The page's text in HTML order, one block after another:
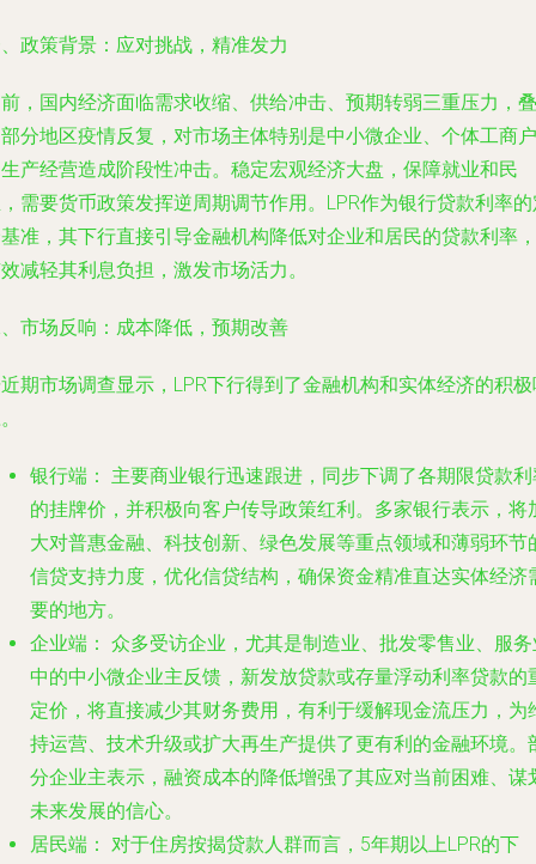
政策背景：应对挑战，精准发力
，国内经济面临需求收缩、供给冲击、预期转弱三重压力，叠
分地区疫情反复，对市场主体特别是中小微企业、个体工商户
产经营造成阶段性冲击。稳定宏观经济大盘，保障就业和民
需要货币政策发挥逆周期调节作用。LPR作为银行贷款利率
准，其下行直接引导金融机构降低对企业和居民的贷款利率，
减轻其利息负担，激发市场活力。
市场反响：成本降低，预期改善
期市场调查显示，LPR下行得到了金融机构和实体经济的积
银行端：
主要商业银行迅速跟进，同步下调了各期限贷款
的挂牌价，并积极向客户传导政策红利。多家银行表示，将
大对普惠金融、科技创新、绿色发展等重点领域和薄弱环节
信贷支持力度，优化信贷结构，确保资金精准直达实体经济
要的地方。
企业端： 众多受访企业，尤其是制造业、批发零售业、服
中的中小微企业主反馈，新发放贷款或存量浮动利率贷款的
定价，将直接减少其财务费用，有利于缓解现金流压力，为
持运营、技术升级或扩大再生产提供了更有利的金融环境。
分企业主表示，融资成本的降低增强了其应对当前困难、谋
未来发展的信心。
居民端： 对于住房按揭贷款人群而言，5年期以上LPR的下